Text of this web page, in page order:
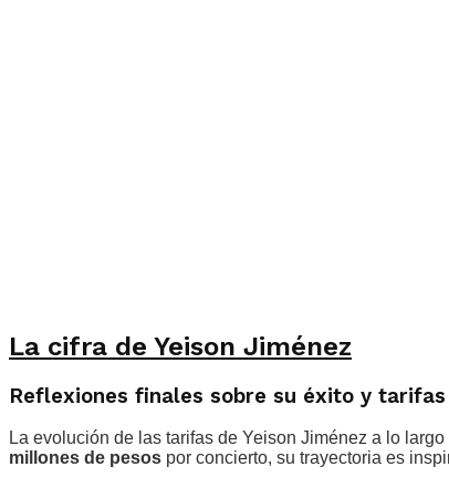
La cifra de Yeison Jiménez
Reflexiones finales sobre su éxito y tarifas
La evolución de las tarifas de Yeison Jiménez a lo
millones de pesos por concierto, su trayectoria es